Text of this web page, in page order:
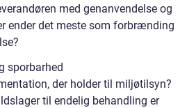
med genanvendelse og
ender det meste som forbrænding
sporbarhed
der holder til miljøtilsyn?
til endelig behandling er